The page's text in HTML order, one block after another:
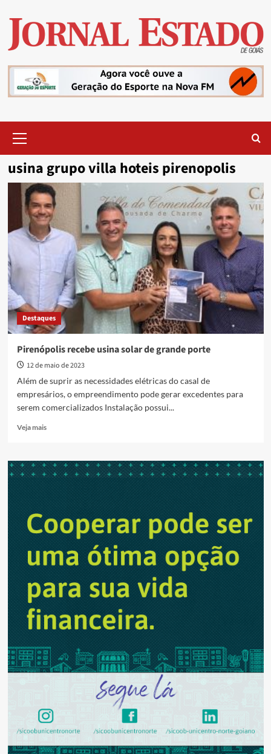
content
Menu
usina grupo villa hoteis pirenopolis
Destaques
Pirenópolis recebe usina solar de grande porte
12 de maio de 2023
Além de suprir as necessidades elétricas do casal de
empresários, o empreendimento pode gerar excedentes para
serem comercializados Instalação possui...
Veja maisRead
Pirenópolis
recebe
grande
porte